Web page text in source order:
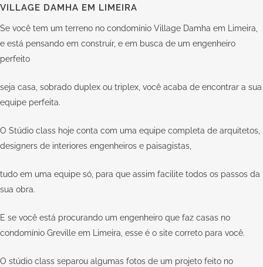
VILLAGE DAMHA EM LIMEIRA
Se você tem um terreno no condomínio Village Damha em Limeira,
e está pensando em construir, e em busca de um engenheiro
perfeito
seja casa, sobrado duplex ou triplex, você acaba de encontrar a sua
equipe perfeita.
O Stúdio class hoje conta com uma equipe completa de arquitetos,
designers de interiores engenheiros e paisagistas,
tudo em uma equipe só, para que assim facilite todos os passos da
sua obra.
E se você está procurando um engenheiro que faz casas no
condomínio Greville em Limeira, esse é o site correto para você.
O stúdio class separou algumas fotos de um projeto feito no